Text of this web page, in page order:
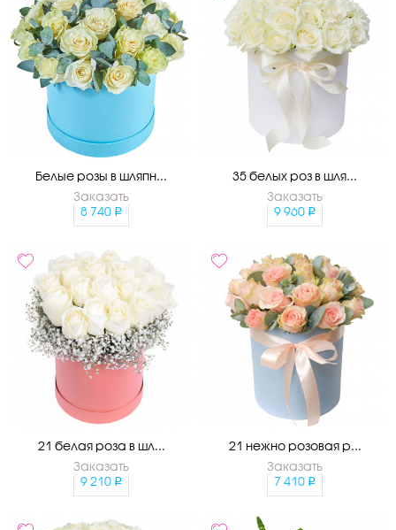
Белые розы в шляпн...
Заказать
8 740
35 белых роз в шля...
Заказать
9 960
21 белая роза в шл...
Заказать
9 210
21 нежно розовая р...
Заказать
7 410